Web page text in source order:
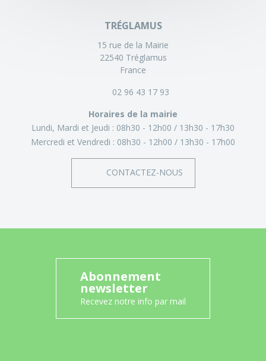
TRÉGLAMUS
15 rue de la Mairie
22540 Tréglamus
France
02 96 43 17 93
Horaires de la mairie
Lundi, Mardi et Jeudi : 08h30 - 12h00
13h30 - 17h30
Mercredi et Vendredi : 08h30 - 12h00 13h30 - 17h00
CONTACTEZ-NOUS
Abonnement
newsletter
Recevez notre info par mail